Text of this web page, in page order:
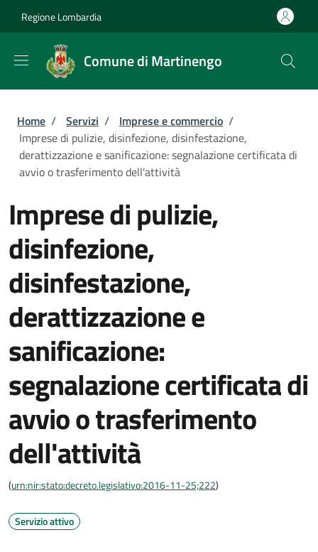
Regione Lombardia
Comune di Martinengo
Briciole di pane
Home / Servizi / Imprese e commercio /
Imprese di pulizie, disinfezione, disinfestazione,
derattizzazione e sanificazione: segnalazione certificata di
avvio o trasferimento dell'attività
Imprese di pulizie,
disinfezione,
disinfestazione,
derattizzazione e
sanificazione:
segnalazione certificata di
avvio o trasferimento
dell'attività
(urn:nir:stato:decreto.legislativo:2016-11-25;222)
Servizio attivo